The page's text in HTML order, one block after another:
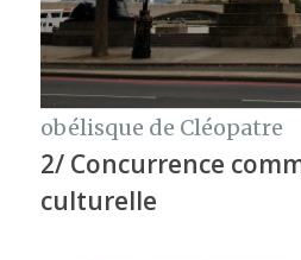
obélisque de Cléopatre
2/ Concurrence
culturelle